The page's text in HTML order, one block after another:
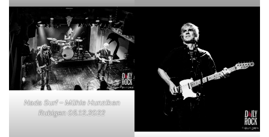
Nada Surf – Mühle Hunziken
Rubigen 05.12.2022